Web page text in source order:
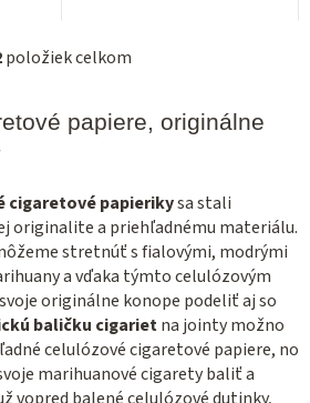
O
a
c
i
e
p
r
v
k
položiek celkom
papiere, originálne
cigaretové papierikysa stali
originalite a priehľadnému materiálu.
stretnúť s fialovými, modrými
a vďaka týmto celulózovým
originálne konope podeliť aj so
baličku cigarietna jointy možno
celulózové cigaretové papiere, no
marihuanové cigarety baliť a